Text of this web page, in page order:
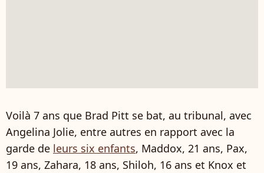
Voilà 7 ans que Brad Pitt se bat, au tribunal, avec
Angelina Jolie, entre autres en rapport avec la
garde de leurs six enfants, Maddox, 21 ans, Pax,
19 ans, Zahara, 18 ans, Shiloh, 16 ans et Knox et